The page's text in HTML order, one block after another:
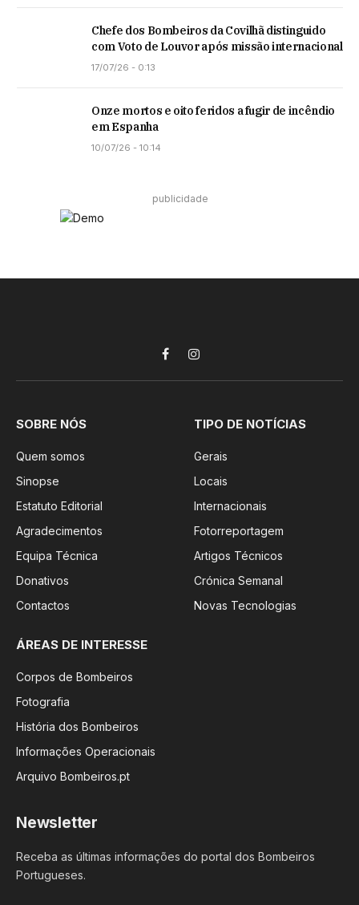
Chefe dos Bombeiros da Covilhã distinguido
com Voto de Louvor após missão internacional
17/07/26 - 0:13
Onze mortos e oito feridos a fugir de incêndio
em Espanha
10/07/26 - 10:14
publicidade
FacebookInstagram
SOBRE NÓS
Quem somos
Sinopse
Estatuto Editorial
Agradecimentos
Equipa Técnica
Donativos
Contactos
TIPO DE NOTÍCIAS
Gerais
Locais
Internacionais
Fotorreportagem
Artigos Técnicos
Crónica Semanal
Novas Tecnologias
ÁREAS DE INTERESSE
Corpos de Bombeiros
Fotografia
História dos Bombeiros
Informações Operacionais
Arquivo Bombeiros.pt
Newsletter
Receba as últimas informações do portal dos Bombeiros
Portugueses.